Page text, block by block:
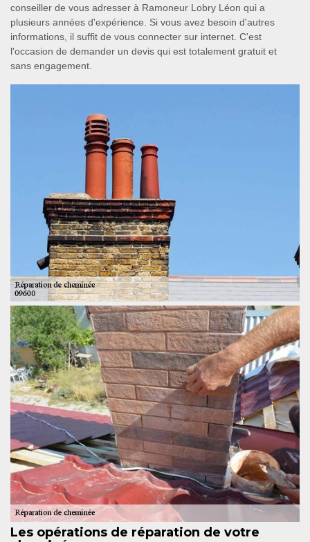
conseiller de vous adresser à Ramoneur Lobry Léon qui a
plusieurs années d'expérience. Si vous avez besoin d'autres
informations, il suffit de vous connecter sur internet. C'est
l'occasion de demander un devis qui est totalement gratuit et
sans engagement.
Les opérations de réparation de votre